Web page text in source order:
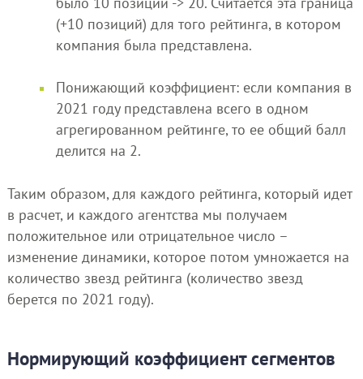
(+10 позиций) для того рейтинга, в котором
компания была представлена.
Понижающий коэффициент: если компания в
2021 году представлена всего в одном
агрегированном рейтинге, то ее общий балл
делится на 2.
Таким образом, для каждого рейтинга, который идет
в расчет, и каждого агентства мы получаем
положительное или отрицательное число –
изменение динамики, которое потом умножается на
количество звезд рейтинга (количество звезд
берется по 2021 году).
Нормирующий коэффициент сегментов